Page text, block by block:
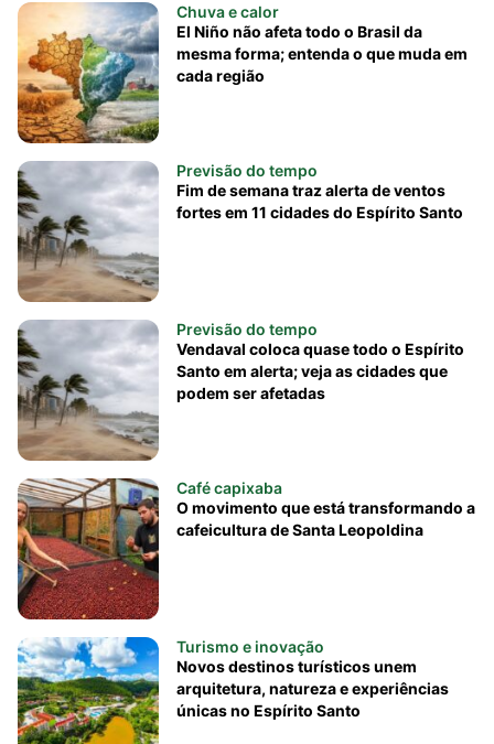
Chuva e calor
El Niño não afeta todo o Brasil da
mesma forma; entenda o que muda em
cada região
Previsão do tempo
Fim de semana traz alerta de ventos
fortes em 11 cidades do Espírito Santo
Previsão do tempo
Vendaval coloca quase todo o Espírito
Santo em alerta; veja as cidades que
podem ser afetadas
Café capixaba
O movimento que está transformando a
cafeicultura de Santa Leopoldina
Turismo e inovação
Novos destinos turísticos unem
arquitetura, natureza e experiências
únicas no Espírito Santo